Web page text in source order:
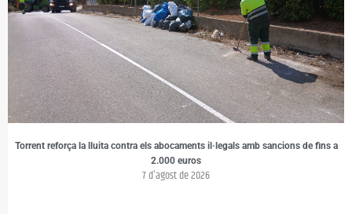
Torrent reforça la lluita contra els abocaments il·legals amb sancions de fins a
2.000 euros
7 d'agost de 2026